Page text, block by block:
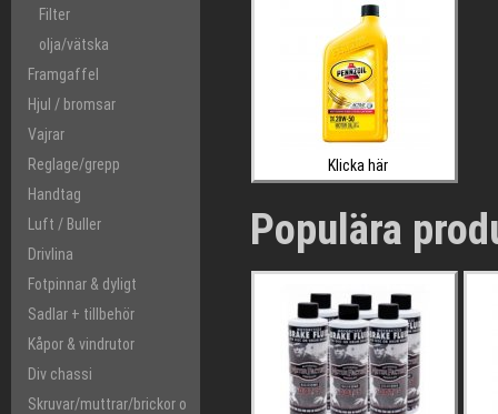
Filter
olja/vätska
Framgaffel
Hjul / bromsar
Vajrar
Reglage/grepp
Handtag
Luft / Buller
Drivlina
Fotpinnar & dyligt
Sadlar + tillbehör
Kåpor & vindrutor
Div chassi
Skruvar/muttrar/brickor o
Klicka här
Populära